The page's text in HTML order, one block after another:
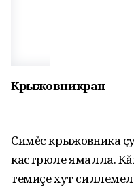
Крыжовникран
Симĕс крыжовника
кастрюле ямалла.
темиçе хут